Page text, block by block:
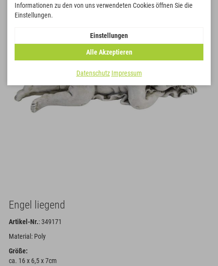
Engel liegend
Artikel-Nr.: 349171
Material: Poly
Größe:
ca. 16 x 6,5 x 7cm
Informationen zu den von uns verwendeten Cookies öffnen Sie die
Einstellungen.
Einstellungen
Alle Akzeptieren
Datenschutz Impressum